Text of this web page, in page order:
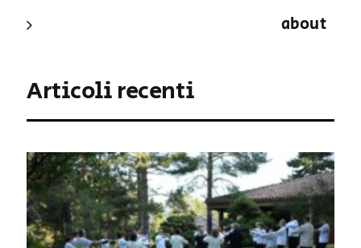
about
Articoli recenti